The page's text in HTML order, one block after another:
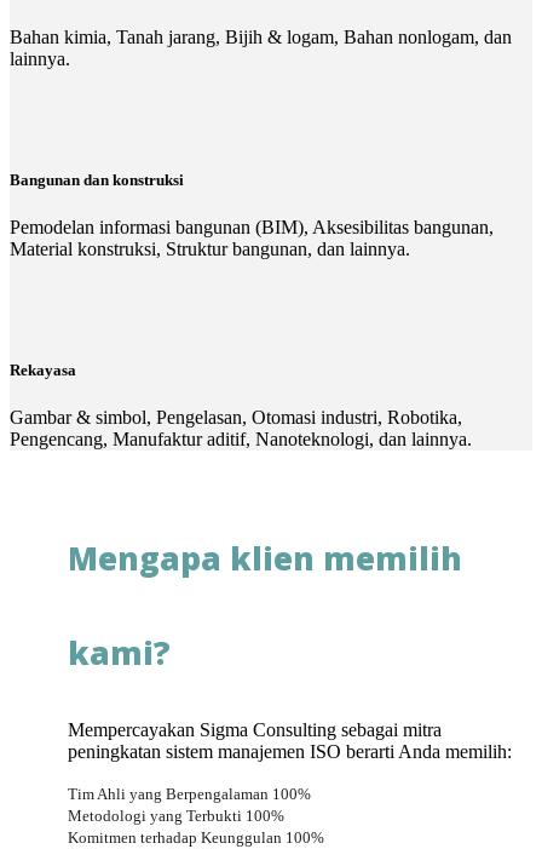
Bahan kimia, Tanah jarang, Bijih & logam, Bahan nonlogam, dan
lainnya.
Bangunan dan konstruksi
Pemodelan informasi bangunan (BIM), Aksesibilitas bangunan,
Material konstruksi, Struktur bangunan, dan lainnya.
Rekayasa
Gambar & simbol, Pengelasan, Otomasi industri, Robotika,
Pengencang, Manufaktur aditif, Nanoteknologi, dan lainnya.
Mengapa klien memilih
kami?
Mempercayakan Sigma Consulting sebagai mitra
peningkatan sistem manajemen ISO berarti Anda memilih:
Tim Ahli yang Berpengalaman 100%
Metodologi yang Terbukti 100%
Komitmen terhadap Keunggulan 100%